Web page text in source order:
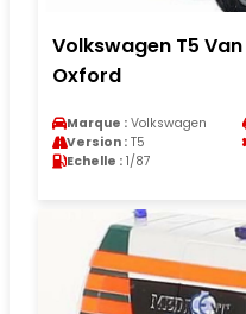
Volkswagen T5 Van
Oxford
Marque : Volkswagen
Version : T5
Echelle : 1/87